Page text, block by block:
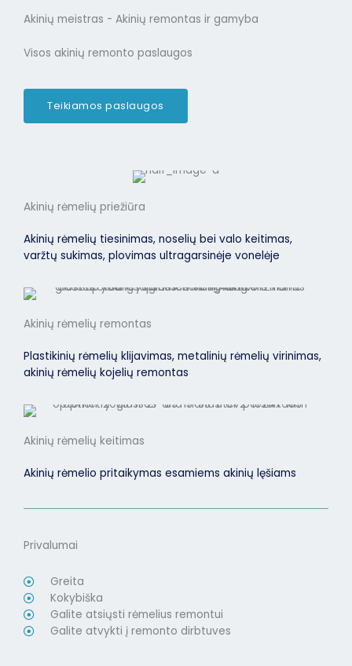
Akinių meistras - Akinių remontas ir gamyba
Visos akinių remonto paslaugos
Teikiamos paslaugos
Akinių rėmelių priežiūra
Akinių rėmelių tiesinimas, noselių bei valo keitimas,
varžtų sukimas, plovimas ultragarsinėje vonelėje
Akinių rėmelių remontas
Plastikinių rėmelių klijavimas, metalinių rėmelių virinimas,
akinių rėmelių kojelių remontas
Akinių rėmelių keitimas
Akinių rėmelio pritaikymas esamiems akinių lęšiams
Privalumai
Greita
Kokybiška
Galite atsiųsti rėmelius remontui
Galite atvykti į remonto dirbtuves